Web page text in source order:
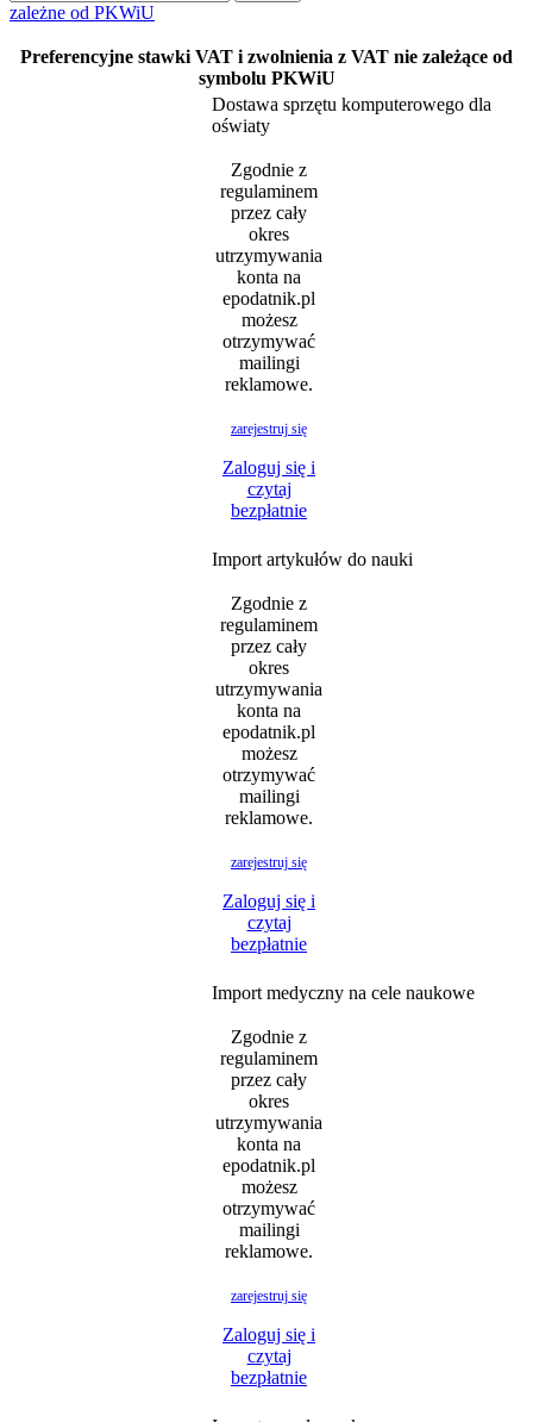
zależne od PKWiU
Preferencyjne stawki VAT i zwolnienia z VAT nie zależące od
symbolu PKWiU
Dostawa sprzętu komputerowego dla
oświaty
Zgodnie z
regulaminem
przez cały
okres
utrzymywania
konta na
epodatnik.pl
możesz
otrzymywać
mailingi
reklamowe.
zarejestruj się
Zaloguj się i
czytaj
bezpłatnie
Import artykułów do nauki
Zgodnie z
regulaminem
przez cały
okres
utrzymywania
konta na
epodatnik.pl
możesz
otrzymywać
mailingi
reklamowe.
zarejestruj się
Zaloguj się i
czytaj
bezpłatnie
Import medyczny na cele naukowe
Zgodnie z
regulaminem
przez cały
okres
utrzymywania
konta na
epodatnik.pl
możesz
otrzymywać
mailingi
reklamowe.
zarejestruj się
Zaloguj się i
czytaj
bezpłatnie